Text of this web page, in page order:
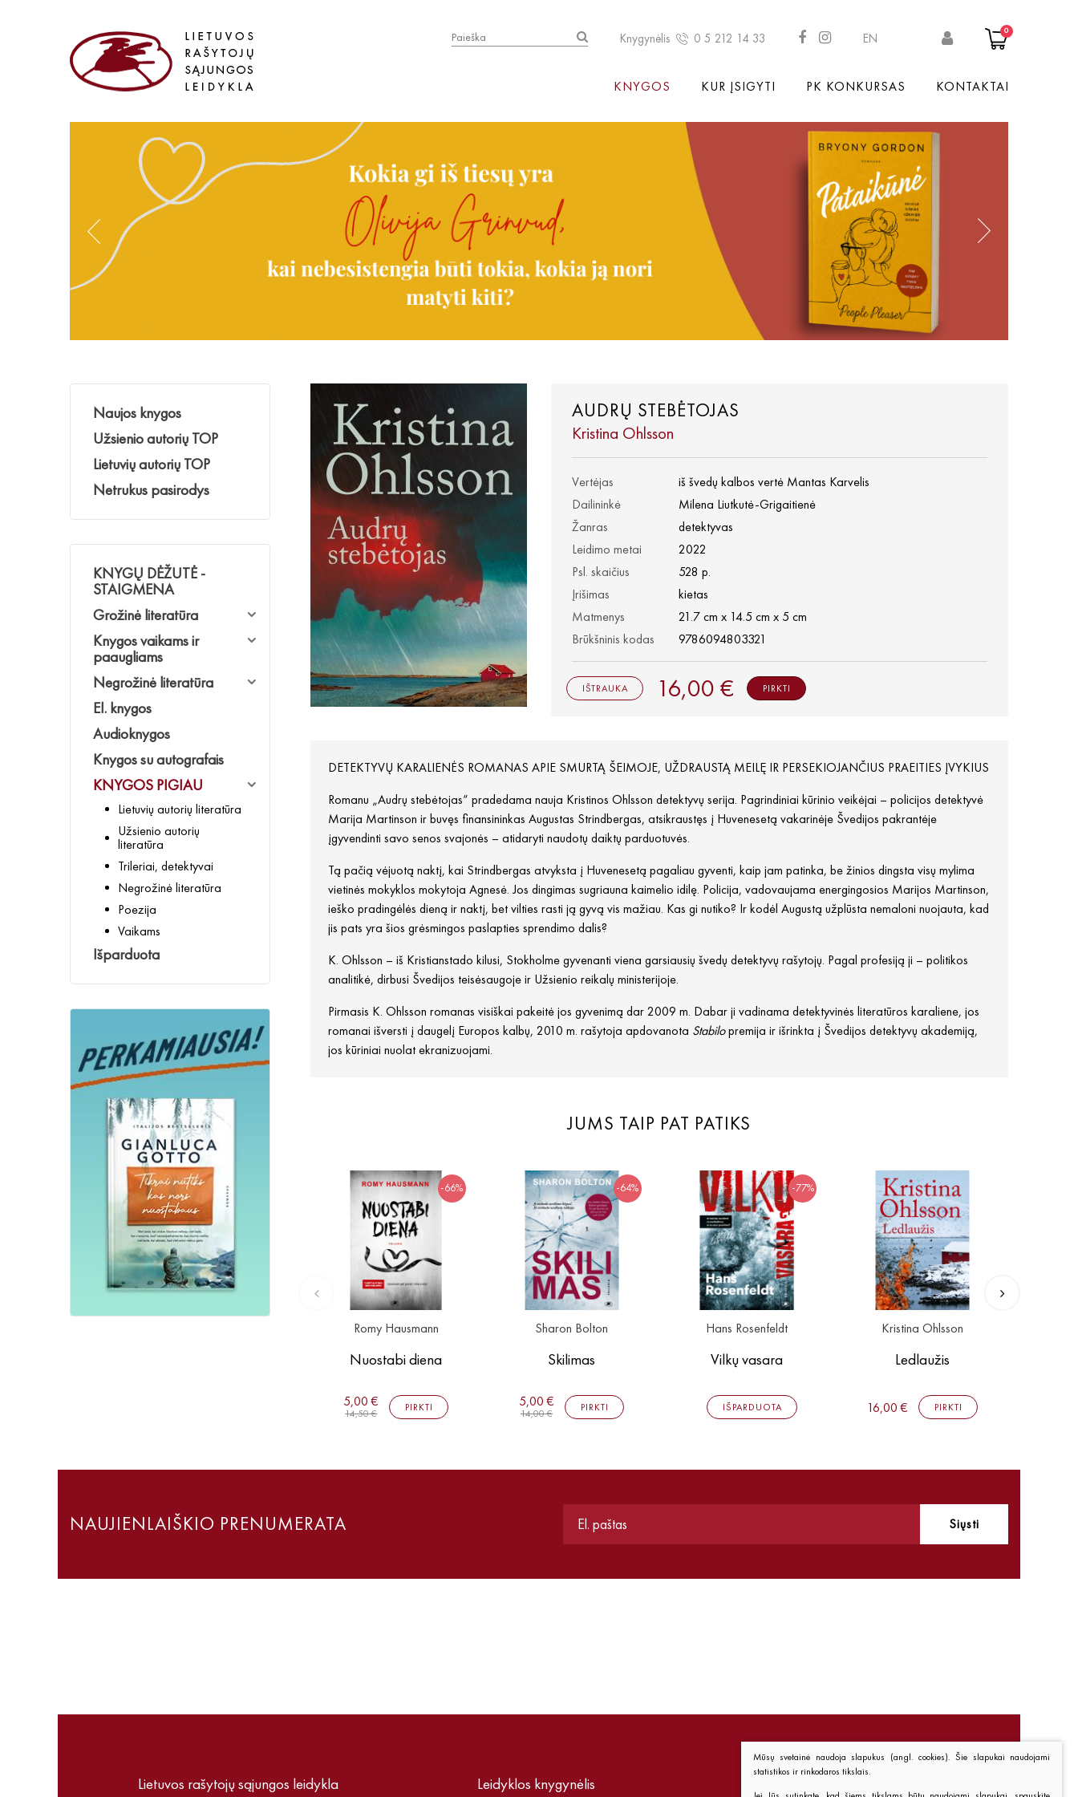
Knygynėlis 0 5 212 14 33 EN
0
KNYGOS KUR ĮSIGYTI PK KONKURSAS KONTAKTAI
Naujos knygos
Užsienio autorių TOP
Lietuvių autorių TOP
Netrukus pasirodys
KNYGŲ DĖŽUTĖ -
STAIGMENA
Grožinė literatūra
Knygos vaikams ir
paaugliams
Negrožinė literatūra
El. knygos
Audioknygos
Knygos su autografais
KNYGOS PIGIAU
Lietuvių autorių literatūra
Užsienio autorių
literatūra
Trileriai, detektyvai
Negrožinė literatūra
Poezija
Vaikams
Išparduota
AUDRŲ STEBĖTOJAS
Kristina Ohlsson
Vertėjas
iš švedų kalbos vertė Mantas Karvelis
Dailininkė
Milena Liutkutė-Grigaitienė
Žanras
detektyvas
Leidimo metai
2022
Psl. skaičius
528 p.
Įrišimas
kietas
Matmenys
21.7 cm x 14.5 cm x 5 cm
Brūkšninis kodas
9786094803321
IŠTRAUKA 16,00 € PIRKTI
DETEKTYVŲ KARALIENĖS ROMANAS APIE SMURTĄ ŠEIMOJE, UŽDRAUSTĄ MEILĘ IR PERSEKIOJANČIUS PRAEITIES ĮVYKIUS
Romanu „Audrų stebėtojas“ pradedama nauja Kristinos Ohlsson detektyvų serija. Pagrindiniai kūrinio veikėjai – policijos detektyvė
Marija Martinson ir buvęs finansininkas Augustas Strindbergas, atsikraustęs į Huvenesetą vakarinėje Švedijos pakrantėje
įgyvendinti savo senos svajonės – atidaryti naudotų daiktų parduotuvės.
Tą pačią vėjuotą naktį, kai Strindbergas atvyksta į Huvenesetą pagaliau gyventi, kaip jam patinka, be žinios dingsta visų mylima
vietinės mokyklos mokytoja Agnesė. Jos dingimas sugriauna kaimelio idilę. Policija, vadovaujama energingosios Marijos Martinson,
ieško pradingėlės dieną ir naktį, bet vilties rasti ją gyvą vis mažiau. Kas gi nutiko? Ir kodėl Augustą užplūsta nemaloni nuojauta, kad
jis pats yra šios grėsmingos paslapties sprendimo dalis?
K. Ohlsson – iš Kristianstado kilusi, Stokholme gyvenanti viena garsiausių švedų detektyvų rašytojų. Pagal profesiją ji – politikos
analitikė, dirbusi Švedijos teisėsaugoje ir Užsienio reikalų ministerijoje.
Pirmasis K. Ohlsson romanas visiškai pakeitė jos gyvenimą dar 2009 m. Dabar ji vadinama detektyvinės literatūros karaliene, jos
romanai išversti į daugelį Europos kalbų, 2010 m. rašytoja apdovanota Stabilopremija ir išrinkta į Švedijos detektyvų akademiją,
jos kūriniai nuolat ekranizuojami.
JUMS TAIP PAT PATIKS
-66%
Romy Hausmann
Nuostabi diena
5,00 €
14,50 €
PIRKTI
-64%
Sharon Bolton
Skilimas
5,00 €
14,00 €
PIRKTI
-77%
Hans Rosenfeldt
Vilkų vasara
IŠPARDUOTA
Kristina Ohlsson
Ledlaužis
16,00 € PIRKTI
NAUJIENLAIŠKIO PRENUMERATA Siųsti
Lietuvos rašytojų sąjungos leidykla Leidyklos knygynėlis
Mūsų svetainė naudoja slapukus (angl. cookies). Šie slapukai naudojami
statistikos ir rinkodaros tikslais.